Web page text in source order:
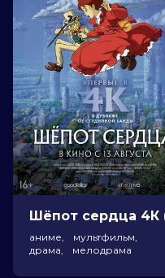
аниме, мультфильм,
драма, мелодрама